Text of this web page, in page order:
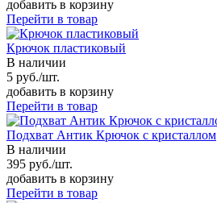
добавить в корзину
Перейти в товар
Крючок пластиковый
В наличии
5 руб./шт.
добавить в корзину
Перейти в товар
Подхват Антик Крючок с кристаллом
В наличии
395 руб./шт.
добавить в корзину
Перейти в товар